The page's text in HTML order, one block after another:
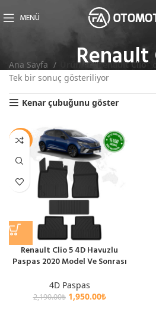
MENÜ
Renault
Ana Sayfa
Ürünler “Renault
Tek bir sonuç gösteriliyor
Kenar çubuğunu göster
-11%
Renault Clio 5 4D Havuzlu
Paspas 2020 Model Ve Sonrası
4D Paspas
2,190.00₺ 1,950.00₺